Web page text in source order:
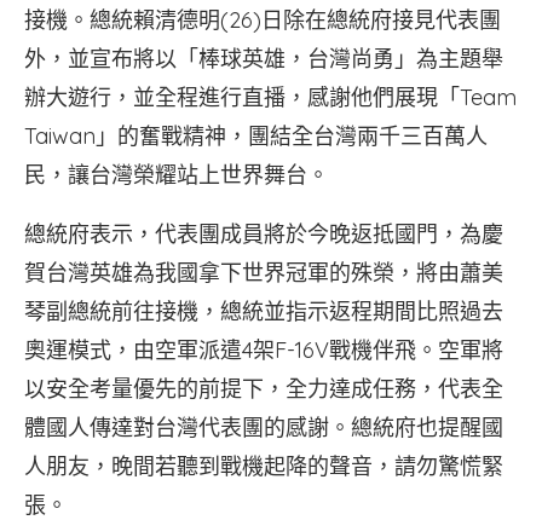
接機。總統賴清德明(26)日除在總統府接見代表團
外，並宣布將以「棒球英雄，台灣尚勇」為主題舉
辦大遊行，並全程進行直播，感謝他們展現「Team
Taiwan」的奮戰精神，團結全台灣兩千三百萬人
民，讓台灣榮耀站上世界舞台。
總統府表示，代表團成員將於今晚返抵國門，為慶
賀台灣英雄為我國拿下世界冠軍的殊榮，將由蕭美
琴副總統前往接機，總統並指示返程期間比照過去
奧運模式，由空軍派遣4架F-16V戰機伴飛。空軍將
以安全考量優先的前提下，全力達成任務，代表全
體國人傳達對台灣代表團的感謝。總統府也提醒國
人朋友，晚間若聽到戰機起降的聲音，請勿驚慌緊
張。